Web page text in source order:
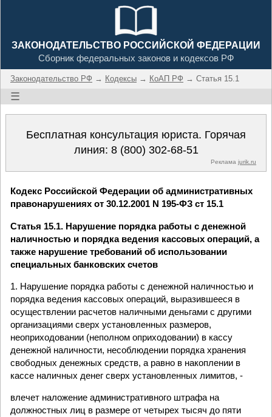
ЗАКОНОДАТЕЛЬСТВО РОССИЙСКОЙ ФЕДЕРАЦИИ
Сборник федеральных законов и кодексов РФ
Законодательство РФ → Кодексы → КоАП РФ → Статья 15.1
☰
Бесплатная консультация юриста. Горячая
линия: 8 (800) 302-68-51
Реклама jurik.ru
Кодекс Российской Федерации об административных
правонарушениях от 30.12.2001 N 195-ФЗ ст 15.1
Статья 15.1. Нарушение порядка работы с денежной
наличностью и порядка ведения кассовых операций, а
также нарушение требований об использовании
специальных банковских счетов
1. Нарушение порядка работы с денежной наличностью и
порядка ведения кассовых операций, выразившееся в
осуществлении расчетов наличными деньгами с другими
организациями сверх установленных размеров,
неоприходовании (неполном оприходовании) в кассу
денежной наличности, несоблюдении порядка хранения
свободных денежных средств, а равно в накоплении в
кассе наличных денег сверх установленных лимитов, -
влечет наложение административного штрафа на
должностных лиц в размере от четырех тысяч до пяти